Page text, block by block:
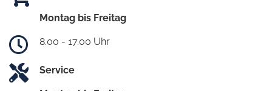
Montag bis Freitag
8.00 - 17.00 Uhr
Service